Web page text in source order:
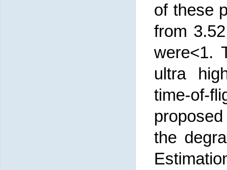
of these
from
were<1.
ultra
time-of-
the